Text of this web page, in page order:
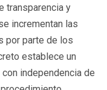
transparencia y
incrementan las
por parte de los
establece un
independencia de